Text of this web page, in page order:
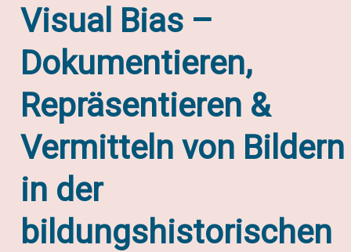
Visual Bias –
Dokumentieren,
Repräsentieren &
Vermitteln von Bildern
in der
bildungshistorischen